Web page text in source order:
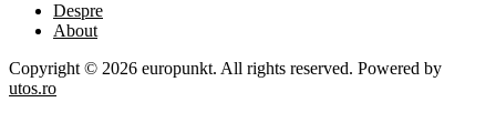
Despre
About
Copyright © 2026 europunkt. All rights reserved. Powered by
utos.ro